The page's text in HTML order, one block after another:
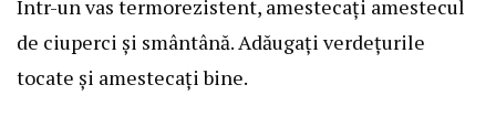
Într-un vas termorezistent, amestecați amestecul
de ciuperci și smântână. Adăugați verdețurile
tocate și amestecați bine.